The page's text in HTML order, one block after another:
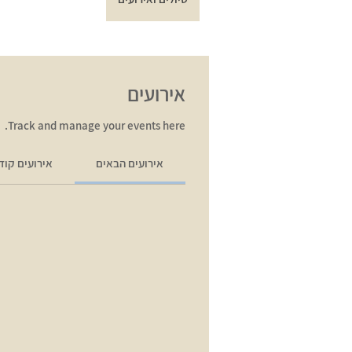
אירועים
Track and manage your events here.
אירועים הבאים אירועים